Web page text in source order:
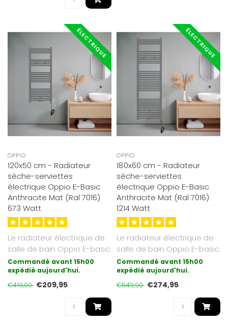
ÉLECTRIQUE
OPPIO
120x50 cm - Radiateur
sèche-serviettes
électrique Oppio E-Basic
Anthracite Mat (Ral 7016)
673 Watt
Le radiateur électrique de
salle de bain Oppio E-basic
est la forme de chauffag..
Commandé avant 15h00
expédié aujourd'hui.
€419,90 €209,95
ÉLECTRIQUE
OPPIO
180x60 cm - Radiateur
sèche-serviettes
électrique Oppio E-Basic
Anthracite Mat (Ral 7016)
1214 Watt
Le radiateur électrique de
salle de bain Oppio E-basic
est la forme de chauffag..
Commandé avant 15h00
expédié aujourd'hui.
€549,90 €274,95